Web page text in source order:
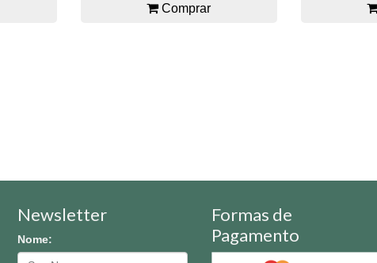
Comprar
Newsletter
Nome:
Formas de
Pagamento